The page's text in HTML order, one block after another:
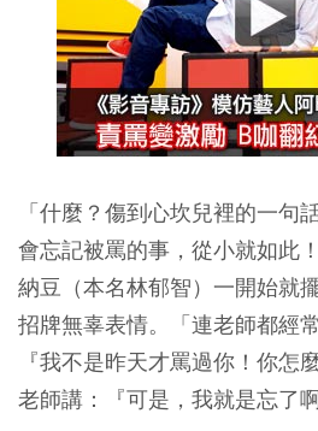
「什麼？傷到心坎兒裡的一句
會忘記被罵的事，從小就如此
納豆（本名林郁智）一開始就
招牌無辜表情。「連老師都經
『我不是昨天才罵過你！你怎
老師講：『可是，我就是忘了啊